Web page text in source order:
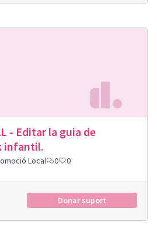
- Editar la guia de
infantil.
Local 0 0
Donar suport